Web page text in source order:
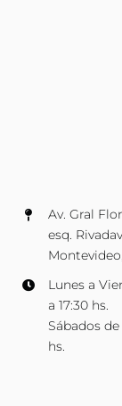
Av. Gral
esq.
Lunes a
a 17:30 hs.
Sábados de
hs.